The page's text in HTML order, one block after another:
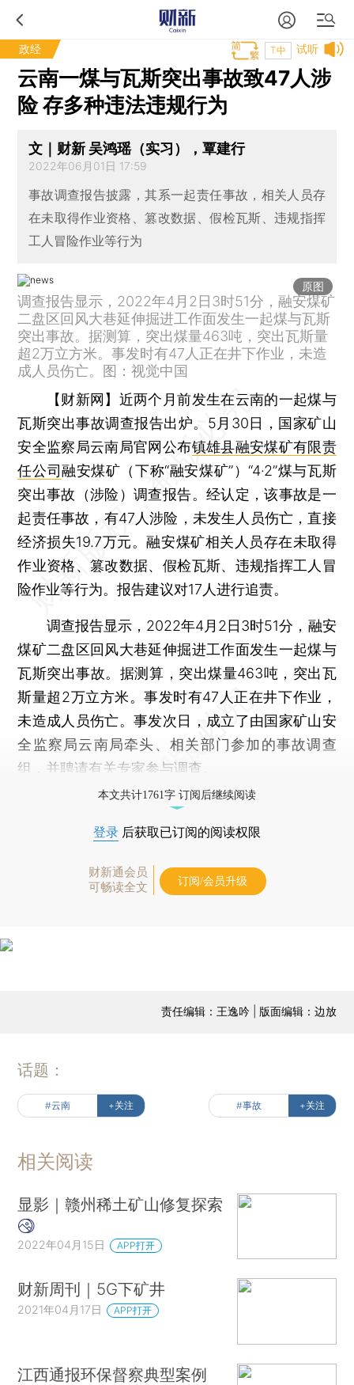
政经 试听
T中
云南一煤与瓦斯突出事故致47人涉
险 存多种违法违规行为
文｜财新 吴鸿瑶（实习），覃建行
2022年06月01日 17:59
事故调查报告披露，其系一起责任事故，相关人员存
在未取得作业资格、篡改数据、假检瓦斯、违规指挥
工人冒险作业等行为
原图
调查报告显示，2022年4月2日3时51分，融安煤矿
二盘区回风大巷延伸掘进工作面发生一起煤与瓦斯
突出事故。据测算，突出煤量463吨，突出瓦斯量
超2万立方米。事发时有47人正在井下作业，未造
成人员伤亡。图：视觉中国
【财新网】 近两个月前发生在云南的一起煤与
瓦斯突出事故调查报告出炉。5月30日，国家矿山
安全监察局云南局官网公布镇雄县融安煤矿有限责
任公司融安煤矿（下称“融安煤矿”）“4·2”煤与瓦斯
突出事故（涉险）调查报告。经认定，该事故是一
起责任事故，有47人涉险，未发生人员伤亡，直接
经济损失19.7万元。融安煤矿相关人员存在未取得
作业资格、篡改数据、假检瓦斯、违规指挥工人冒
险作业等行为。报告建议对17人进行追责。
调查报告显示，2022年4月2日3时51分，融安
煤矿二盘区回风大巷延伸掘进工作面发生一起煤与
瓦斯突出事故。据测算，突出煤量463吨，突出瓦
斯量超2万立方米。事发时有47人正在井下作业，
未造成人员伤亡。事发次日，成立了由国家矿山安
全监察局云南局牵头、相关部门参加的事故调查
组，并聘请有关专家参与调查。
本文共计1761字 订阅后继续阅读
登录 后获取已订阅的阅读权限
财新通会员
可畅读全文
订阅/会员升级
责任编辑：王逸吟 | 版面编辑：边放
话题：
#云南 +关注 #事故 +关注
相关阅读
显影｜赣州稀土矿山修复探索
2022年04月15日 APP打开
财新周刊｜5G下矿井
2021年04月17日 APP打开
江西通报环保督察典型案例